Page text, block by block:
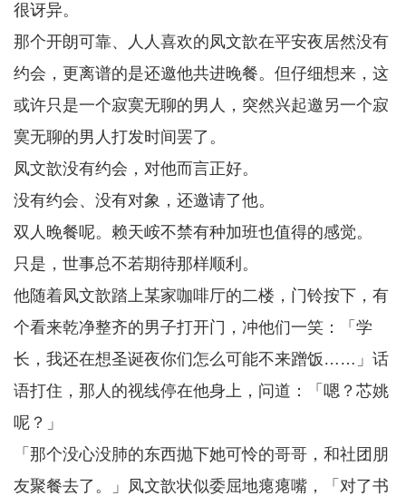
很讶异。
那个开朗可靠、人人喜欢的凤文歆在平安夜居然没有
约会，更离谱的是还邀他共进晚餐。但仔细想来，这
或许只是一个寂寞无聊的男人，突然兴起邀另一个寂
寞无聊的男人打发时间罢了。
凤文歆没有约会，对他而言正好。
没有约会、没有对象，还邀请了他。
双人晚餐呢。赖天峖不禁有种加班也值得的感觉。
只是，世事总不若期待那样顺利。
他随着凤文歆踏上某家咖啡厅的二楼，门铃按下，有
个看来乾净整齐的男子打开门，冲他们一笑：「学
长，我还在想圣诞夜你们怎么可能不来蹭饭……」话
语打住，那人的视线停在他身上，问道：「嗯？芯姚
呢？」
「那个没心没肺的东西抛下她可怜的哥哥，和社团朋
友聚餐去了。」凤文歆状似委屈地瘪瘪嘴，「对了书